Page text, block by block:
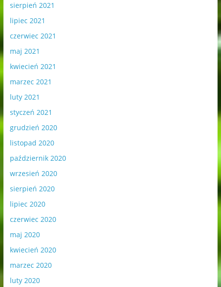
sierpień 2021
lipiec 2021
czerwiec 2021
maj 2021
kwiecień 2021
marzec 2021
luty 2021
styczeń 2021
grudzień 2020
listopad 2020
październik 2020
wrzesień 2020
sierpień 2020
lipiec 2020
czerwiec 2020
maj 2020
kwiecień 2020
marzec 2020
luty 2020